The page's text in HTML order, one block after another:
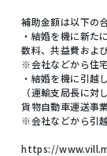
補助金額は以下の
・結婚を機に新た
数料、共益費およ
※会社などから住
・結婚を機に引越
（運輸支局長に
貨物自動車運送事
※会社などから引
https://